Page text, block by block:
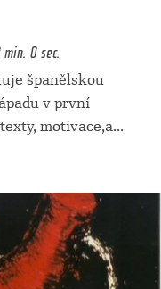
0 sec.
španělskou
v první
motivace,a...